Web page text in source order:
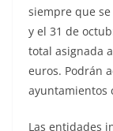
siempre que
y el 31 de
total asignada
euros. Podrán
ayuntamientos
Las entidades